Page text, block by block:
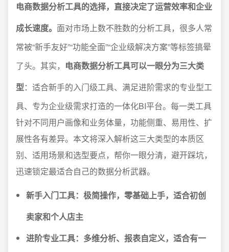
电商数据分析工具的选择，直接决定了运营效率和企业
成长速度。 面对市场上数不胜数的分析工具，很多人常
常被“新手友好”“功能全面”“企业级解决方案”等标签搞晕
了头。其实， 电商数据分析工具可以一眼分为三大类
型：适合新手的入门级工具、满足进阶需求的专业型工
具、专为企业级需求打造的一体化BI平台。每一类工具
针对不同用户画像和业务体量，功能侧重、易用性、扩
展性各有差异。本文将深入解析这三大类型的本质区
别、适用场景和选型要点，帮你一眼分清，避开踩坑，
迅速锁定最适合自己的数据分析武器。
新手入门工具：极简操作，零基础上手，适合初创
卖家和个人店主
进阶专业工具：多维分析、报表自定义，适合有一